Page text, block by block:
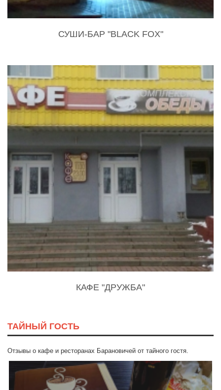
СУШИ-БАР "BLACK FOX"
КАФЕ "ДРУЖБА"
ТАЙНЫЙ ГОСТЬ
Отзывы о кафе и ресторанах Барановичей от тайного гостя.